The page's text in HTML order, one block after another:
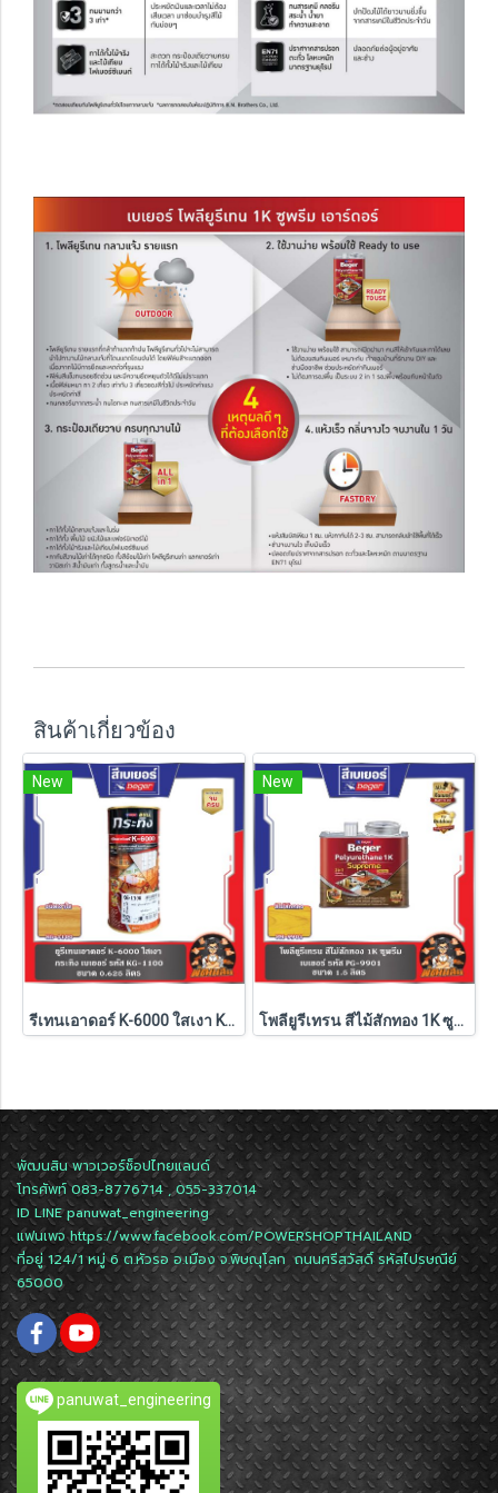
สินค้าเกี่ยวข้อง
New
รีเทนเอาดอร์ K-6000 ใสเงา KG-1100 กระทิง เบเยอร์ 0.625 ลิตร
New
โพลียูรีเทรน สีไม้สักทอง 1K ซูพรีม PG-9901 เบเยอร์ 1.5 ลิตร
พัฒนสิน พาวเวอร์ช็อปไทยแลนด์
โทรศัพท์ 083-8776714 , 055-337014
ID LINEpanuwat_engineering
แฟนเพจhttps://www.facebook.com/POWERSHOPTHAILAND
ที่อยู่ 124/1 หมู่ 6 ต.หัวรอ อ.เมือง จ.พิษณุโลก ถนนศรีสวัสดิ์ รหัสไปรษณีย์
65000
panuwat_engineering